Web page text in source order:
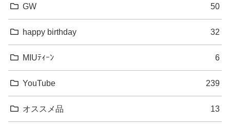
GW 50
happy birthday 32
MIUﾃｨｰﾝ 6
YouTube 239
オススメ品 13